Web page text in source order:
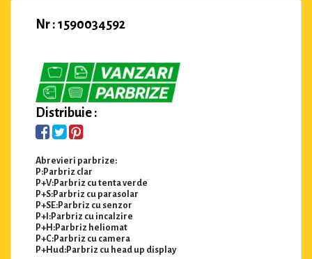
Nr : 1590034592
Distribuie :
Abrevieri parbrize:
P:Parbriz clar
P+V:Parbriz cu tenta verde
P+S:Parbriz cu parasolar
P+SE:Parbriz cu senzor
P+I:Parbriz cu incalzire
P+H:Parbriz heliomat
P+C:Parbriz cu camera
P+Hud:Parbriz cu head up display